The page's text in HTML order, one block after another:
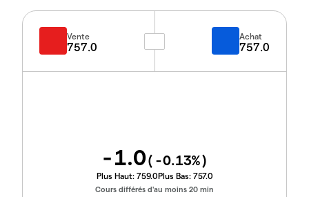
Vente
757.0
Achat
757.0
-1.0( -0.13%)
Plus Haut: 759.0Plus Bas: 757.0
Cours différés d'au moins 20 min